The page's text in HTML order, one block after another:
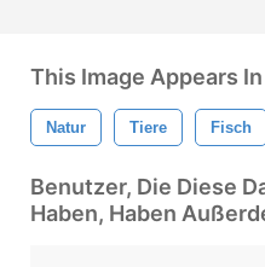
This Image Appears
Natur Tiere Fisch
Benutzer, Die Diese
Haben, Haben